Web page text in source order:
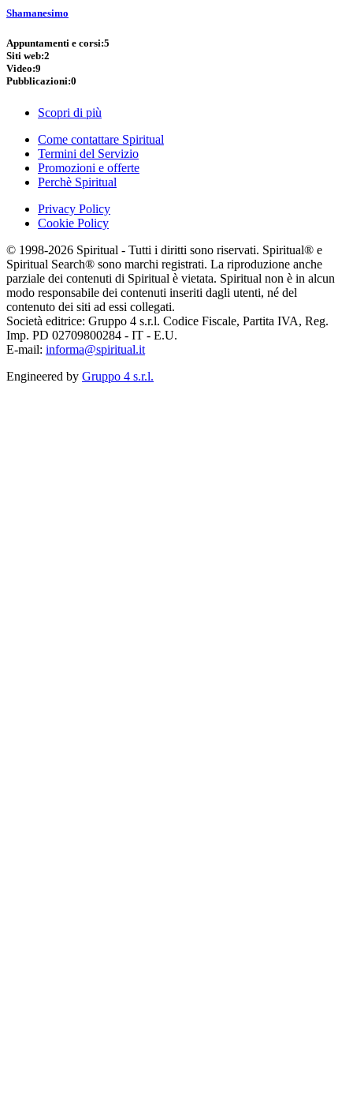
Shamanesimo
Appuntamenti e corsi:5
Siti web:2
Video:9
Pubblicazioni:0
Scopri di più
Come contattare Spiritual
Termini del Servizio
Promozioni e offerte
Perchè Spiritual
Privacy Policy
Cookie Policy
© 1998-2026 Spiritual - Tutti i diritti sono riservati. Spiritual® e
Spiritual Search® sono marchi registrati. La riproduzione anche
parziale dei contenuti di Spiritual è vietata. Spiritual non è in alcun
modo responsabile dei contenuti inseriti dagli utenti, né del
contenuto dei siti ad essi collegati.
Società editrice: Gruppo 4 s.r.l. Codice Fiscale, Partita IVA, Reg.
Imp. PD 02709800284 - IT - E.U.
E-mail: informa@spiritual.it
Engineered by Gruppo 4 s.r.l.